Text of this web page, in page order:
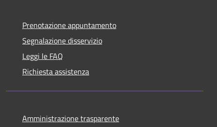
Prenotazione appuntamento
Segnalazione disservizio
Leggi le FAQ
Richiesta assistenza
Amministrazione trasparente